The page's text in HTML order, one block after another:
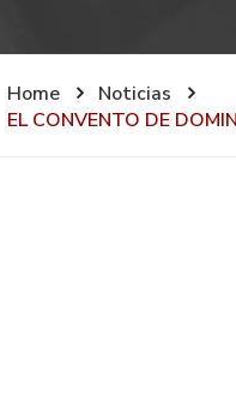
Home
Noticias
EL CONVENTO DE